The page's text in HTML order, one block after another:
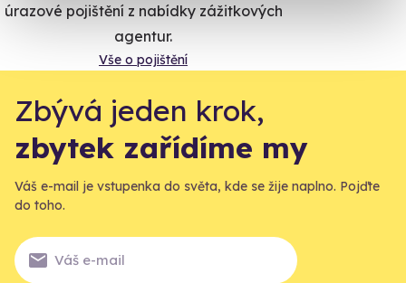
úrazové pojištění z nabídky zážitkových
agentur.
Vše o pojištění
Zbývá jeden krok,
zbytek zařídíme my
Váš e-mail je vstupenka do světa, kde se žije naplno. Pojďte
do toho.